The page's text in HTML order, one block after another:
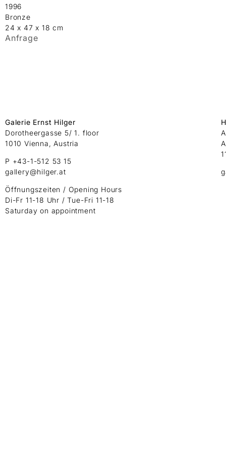
1996
Bronze
24 x 47 x 18 cm
Anfrage
Galerie Ernst Hilger
Dorotheergasse 5/ 1. floor
1010 Vienna, Austria
P +43-1-512 53 15
gallery@hilger.at
Öffnungszeiten / Opening Hours
Di-Fr 11-18 Uhr / Tue-Fri 11-18
Saturday on appointment